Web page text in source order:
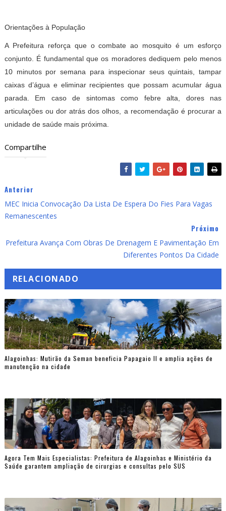
Orientações à População
A Prefeitura reforça que o combate ao mosquito é um esforço
conjunto. É fundamental que os moradores dediquem pelo menos
10 minutos por semana para inspecionar seus quintais, tampar
caixas d’água e eliminar recipientes que possam acumular água
parada. Em caso de sintomas como febre alta, dores nas
articulações ou dor atrás dos olhos, a recomendação é procurar a
unidade de saúde mais próxima.
Compartilhe
Anterior
MEC Inicia Convocação Da Lista De Espera Do Fies Para Vagas
Remanescentes
Próximo
Prefeitura Avança Com Obras De Drenagem E Pavimentação Em
Diferentes Pontos Da Cidade
RELACIONADO
Alagoinhas: Mutirão da Seman beneficia Papagaio II e amplia ações de
manutenção na cidade
Agora Tem Mais Especialistas: Prefeitura de Alagoinhas e Ministério da
Saúde garantem ampliação de cirurgias e consultas pelo SUS